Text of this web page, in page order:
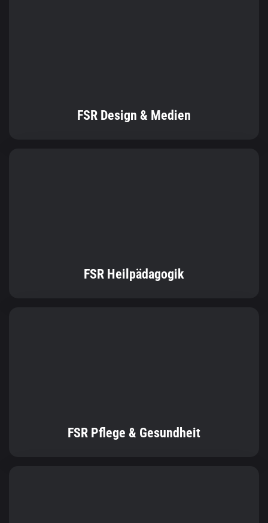
FSR Design & Medien
FSR Heilpädagogik
FSR Pflege & Gesundheit